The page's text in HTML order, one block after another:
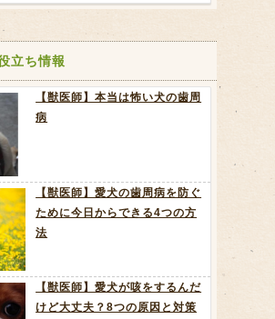
立ち情報
【獣医師】本当は怖い犬の歯周
病
【獣医師】愛犬の歯周病を防ぐ
ために今日からできる4つの方
法
【獣医師】愛犬が咳をするんだ
けど大丈夫？8つの原因と対策